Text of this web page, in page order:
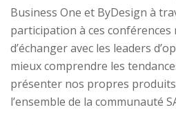
Business One et ByDesign à
participation à ces
d’échanger avec les leaders
mieux comprendre les
présenter nos propres
l’ensemble de la communauté